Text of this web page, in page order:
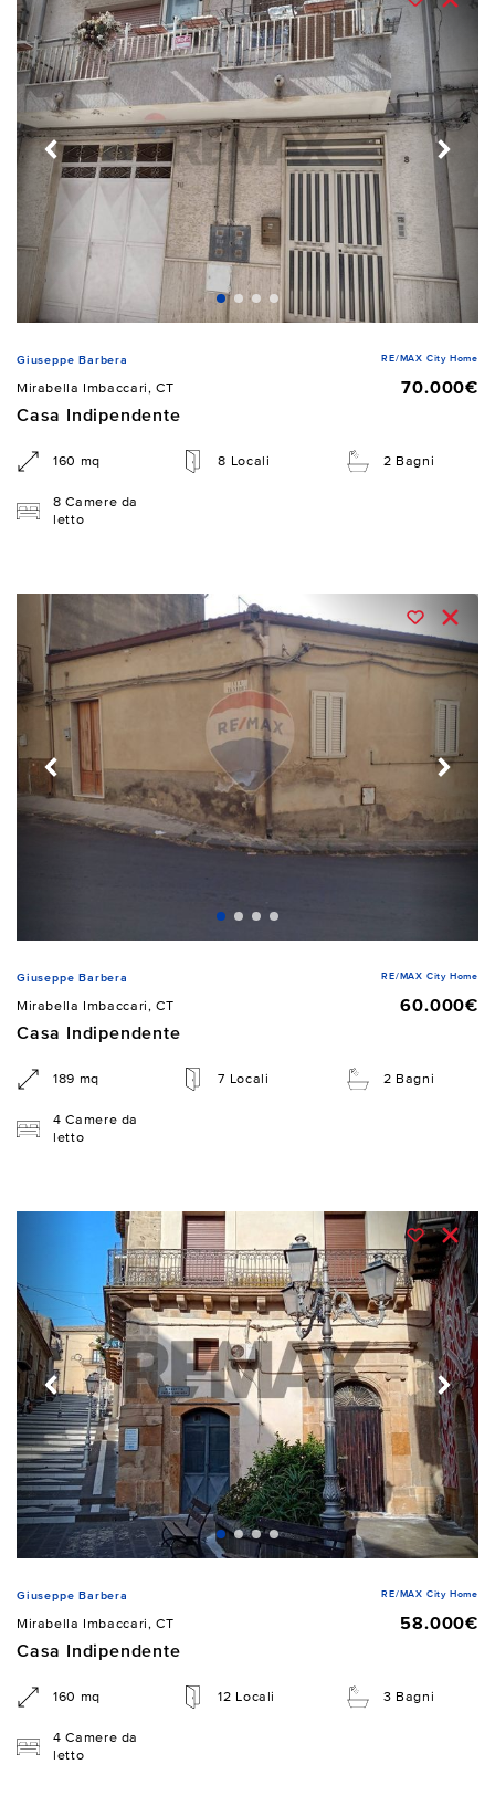
Giuseppe Barbera RE/MAX City Home
Mirabella Imbaccari, CT
70.000€
Casa Indipendente
160 mq 8 Locali 2 Bagni
8 Camere da
letto
Giuseppe Barbera RE/MAX City Home
Mirabella Imbaccari, CT
60.000€
Casa Indipendente
189 mq 7 Locali 2 Bagni
4 Camere da
letto
Giuseppe Barbera RE/MAX City Home
Mirabella Imbaccari, CT
58.000€
Casa Indipendente
160 mq 12 Locali 3 Bagni
4 Camere da
letto